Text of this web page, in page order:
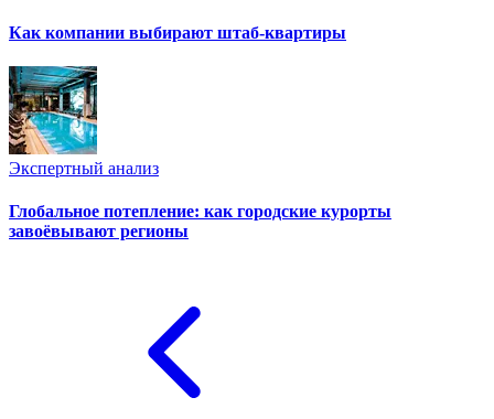
Как компании выбирают штаб-квартиры
Экспертный анализ
Глобальное потепление: как городские курорты
завоёвывают регионы